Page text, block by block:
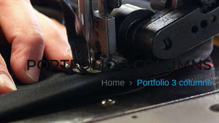
PORTFOLIO 3 COLUMNS
Home Portfolio 3 columns